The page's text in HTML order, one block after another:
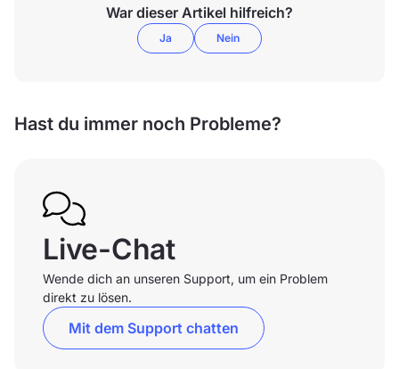
War dieser Artikel hilfreich?
Ja Nein
Hast du immer noch Probleme?
Live-Chat
Wende dich an unseren Support, um ein Problem
direkt zu lösen.
Mit dem Support chatten